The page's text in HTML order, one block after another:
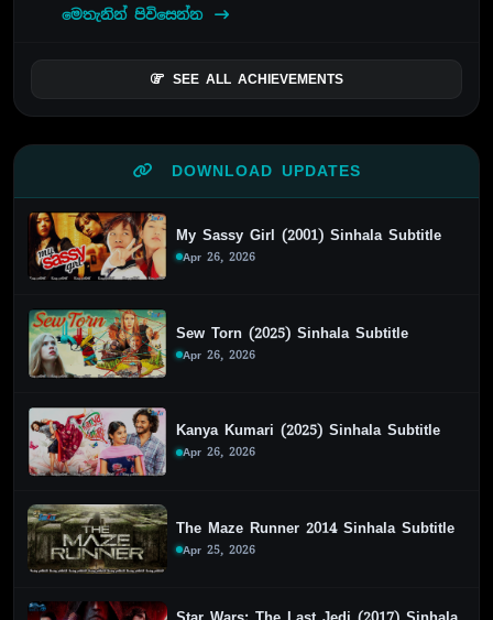
මෙතැනින් පිවිසෙන්න
SEE ALL ACHIEVEMENTS
DOWNLOAD UPDATES
My Sassy Girl (2001) Sinhala Subtitle
Apr 26, 2026
Sew Torn (2025) Sinhala Subtitle
Apr 26, 2026
Kanya Kumari (2025) Sinhala Subtitle
Apr 26, 2026
The Maze Runner 2014 Sinhala Subtitle
Apr 25, 2026